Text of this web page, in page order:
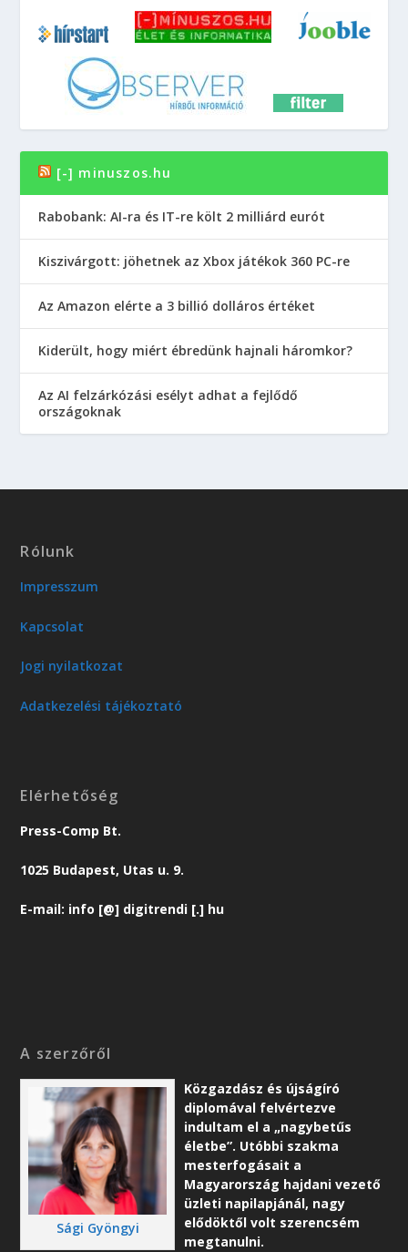
[-] minuszos.hu
Rabobank: AI-ra és IT-re költ 2 milliárd eurót
Kiszivárgott: jöhetnek az Xbox játékok 360 PC-re
Az Amazon elérte a 3 billió dolláros értéket
Kiderült, hogy miért ébredünk hajnali háromkor?
Az AI felzárkózási esélyt adhat a fejlődő
országoknak
Rólunk
Impresszum
Kapcsolat
Jogi nyilatkozat
Adatkezelési tájékoztató
Elérhetőség
Press-Comp Bt.
1025 Budapest, Utas u. 9.
E-mail: info [@] digitrendi [.] hu
A szerzőről
Sági Gyöngyi
Közgazdász és újságíró
diplomával felvértezve
indultam el a „nagybetűs
életbe”. Utóbbi szakma
mesterfogásait a
Magyarország hajdani vezető
üzleti napilapjánál, nagy
elődöktől volt szerencsém
megtanulni.